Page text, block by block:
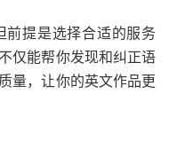
前提是选择合适的服务
仅能帮你发现和纠正语
量，让你的英文作品更